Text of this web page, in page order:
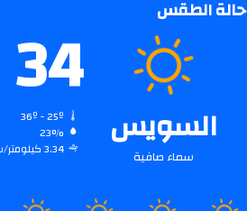
حالة الطقس
السويس
سماء صافية
34
23%
3.34 كيلومتر/ساعة